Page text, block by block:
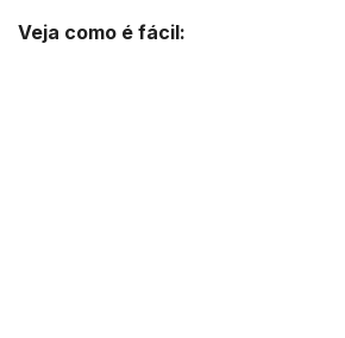
Veja como é fácil: